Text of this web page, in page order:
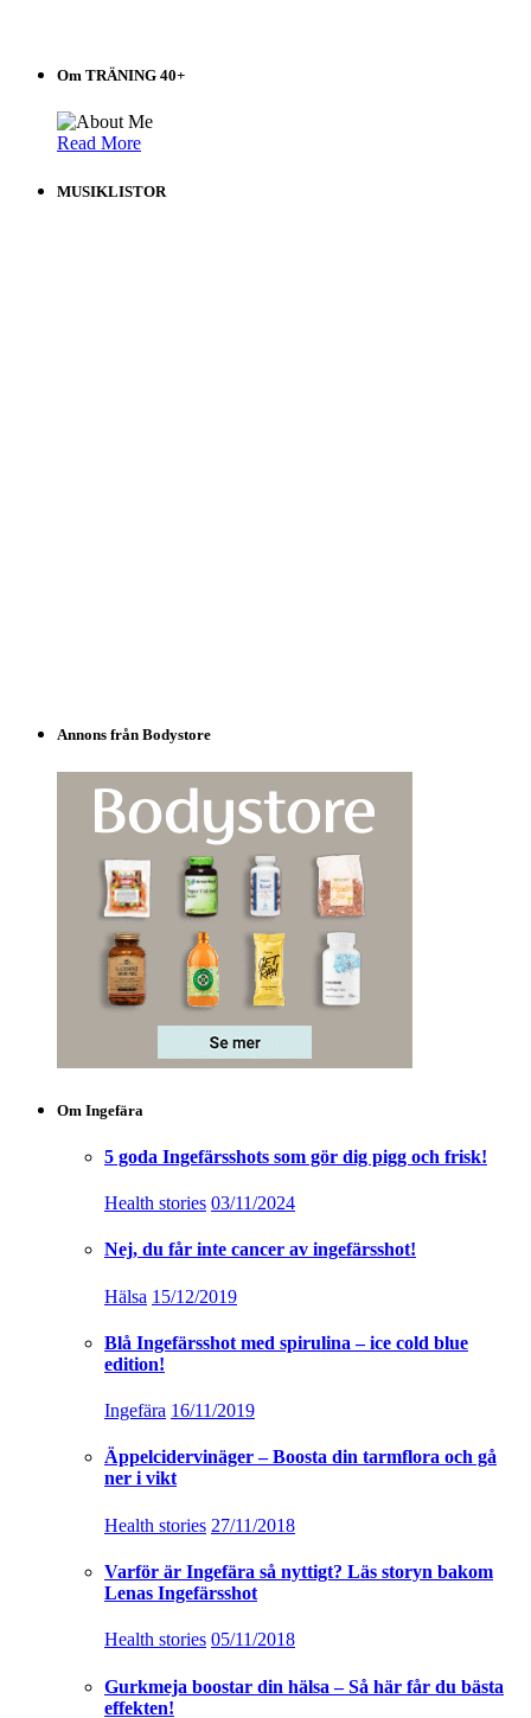
Om TRÄNING 40+
Read More
MUSIKLISTOR
Annons från Bodystore
Om Ingefära
5 goda Ingefärsshots som gör dig pigg och frisk!
Health stories 03/11/2024
Nej, du får inte cancer av ingefärsshot!
Hälsa 15/12/2019
Blå Ingefärsshot med spirulina – ice cold blue
edition!
Ingefära 16/11/2019
Äppelcidervinäger – Boosta din tarmflora och gå
ner i vikt
Health stories 27/11/2018
Varför är Ingefära så nyttigt? Läs storyn bakom
Lenas Ingefärsshot
Health stories 05/11/2018
Gurkmeja boostar din hälsa – Så här får du bästa
effekten!